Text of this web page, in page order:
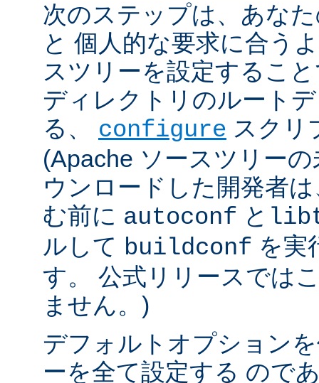
次のステップは、あな
と 個人的な要求に合う
スツリーを設定するこ
ディレクトリのルート
る、 configure スクリ
(Apache ソースツリー
ウンロードした開発者
む前に autoconf と
ルして buildconf を実
す。 公式リリースでは
ません。)
デフォルトオプション
ーを全て設定する ので